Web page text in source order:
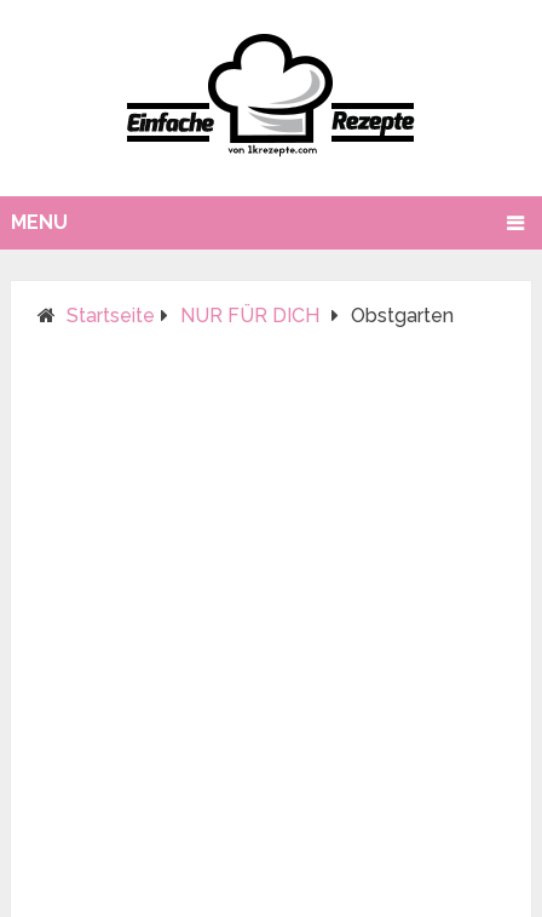
MENU
Startseite NUR FÜR DICH Obstgarten